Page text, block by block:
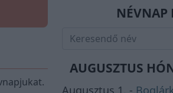
NÉVNAP
AUGUSZTUS
Augusztus 1. -